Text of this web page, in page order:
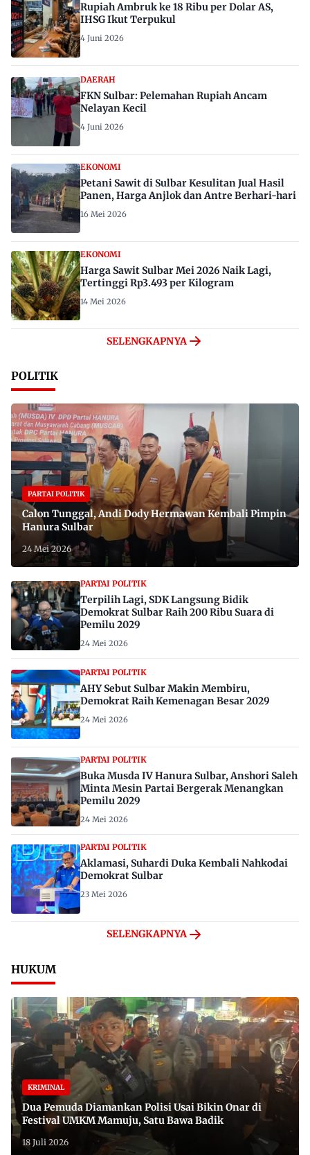
Rupiah Ambruk ke 18 Ribu per Dolar AS,
IHSG Ikut Terpukul
4 Juni 2026
DAERAH
FKN Sulbar: Pelemahan Rupiah Ancam
Nelayan Kecil
4 Juni 2026
EKONOMI
Petani Sawit di Sulbar Kesulitan Jual Hasil
Panen, Harga Anjlok dan Antre Berhari-hari
16 Mei 2026
EKONOMI
Harga Sawit Sulbar Mei 2026 Naik Lagi,
Tertinggi Rp3.493 per Kilogram
14 Mei 2026
SELENGKAPNYA
POLITIK
PARTAI POLITIK
Calon Tunggal, Andi Dody Hermawan Kembali Pimpin
Hanura Sulbar
24 Mei 2026
PARTAI POLITIK
Terpilih Lagi, SDK Langsung Bidik
Demokrat Sulbar Raih 200 Ribu Suara di
Pemilu 2029
24 Mei 2026
PARTAI POLITIK
AHY Sebut Sulbar Makin Membiru,
Demokrat Raih Kemenagan Besar 2029
24 Mei 2026
PARTAI POLITIK
Buka Musda IV Hanura Sulbar, Anshori Saleh
Minta Mesin Partai Bergerak Menangkan
Pemilu 2029
24 Mei 2026
PARTAI POLITIK
Aklamasi, Suhardi Duka Kembali Nahkodai
Demokrat Sulbar
23 Mei 2026
SELENGKAPNYA
HUKUM
KRIMINAL
Dua Pemuda Diamankan Polisi Usai Bikin Onar di
Festival UMKM Mamuju, Satu Bawa Badik
18 Juli 2026